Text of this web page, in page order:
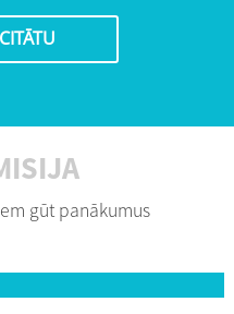
gūt panākumus